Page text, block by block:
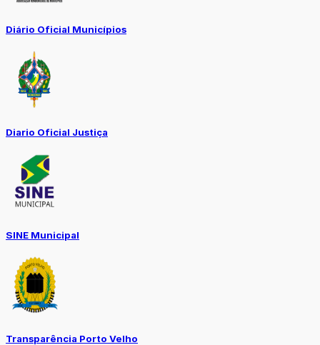
Diário Oficial Municípios
Diario Oficial Justiça
SINE Municipal
Transparência Porto Velho